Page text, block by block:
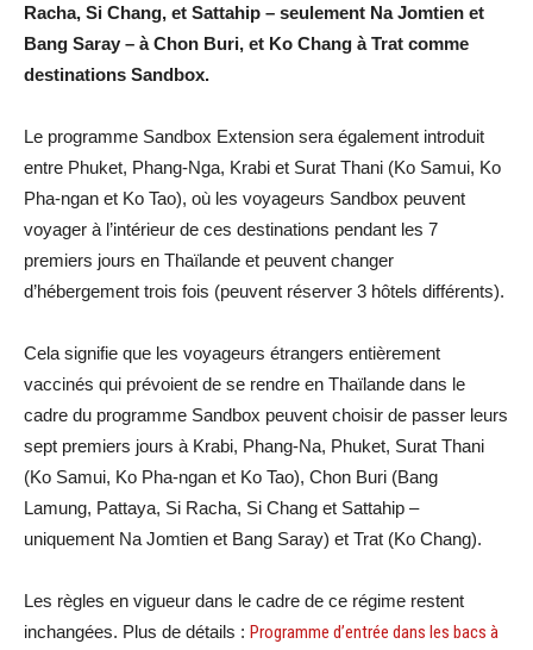
Racha, Si Chang, et Sattahip – seulement Na Jomtien et
Bang Saray – à Chon Buri, et Ko Chang à Trat comme
destinations Sandbox.
Le programme Sandbox Extension sera également introduit
entre Phuket, Phang-Nga, Krabi et Surat Thani (Ko Samui, Ko
Pha-ngan et Ko Tao), où les voyageurs Sandbox peuvent
voyager à l’intérieur de ces destinations pendant les 7
premiers jours en Thaïlande et peuvent changer
d’hébergement trois fois (peuvent réserver 3 hôtels différents).
Cela signifie que les voyageurs étrangers entièrement
vaccinés qui prévoient de se rendre en Thaïlande dans le
cadre du programme Sandbox peuvent choisir de passer leurs
sept premiers jours à Krabi, Phang-Na, Phuket, Surat Thani
(Ko Samui, Ko Pha-ngan et Ko Tao), Chon Buri (Bang
Lamung, Pattaya, Si Racha, Si Chang et Sattahip –
uniquement Na Jomtien et Bang Saray) et Trat (Ko Chang).
Les règles en vigueur dans le cadre de ce régime restent
inchangées. Plus de détails : Programme d’entrée dans les bacs à